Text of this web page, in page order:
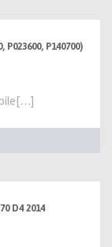
P023600, P140700)
bile[…]
D4 2014